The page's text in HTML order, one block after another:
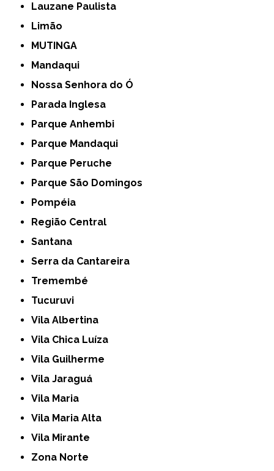
Lauzane Paulista
Limão
MUTINGA
Mandaqui
Nossa Senhora do Ó
Parada Inglesa
Parque Anhembi
Parque Mandaqui
Parque Peruche
Parque São Domingos
Pompéia
Região Central
Santana
Serra da Cantareira
Tremembé
Tucuruvi
Vila Albertina
Vila Chica Luíza
Vila Guilherme
Vila Jaraguá
Vila Maria
Vila Maria Alta
Vila Mirante
Zona Norte